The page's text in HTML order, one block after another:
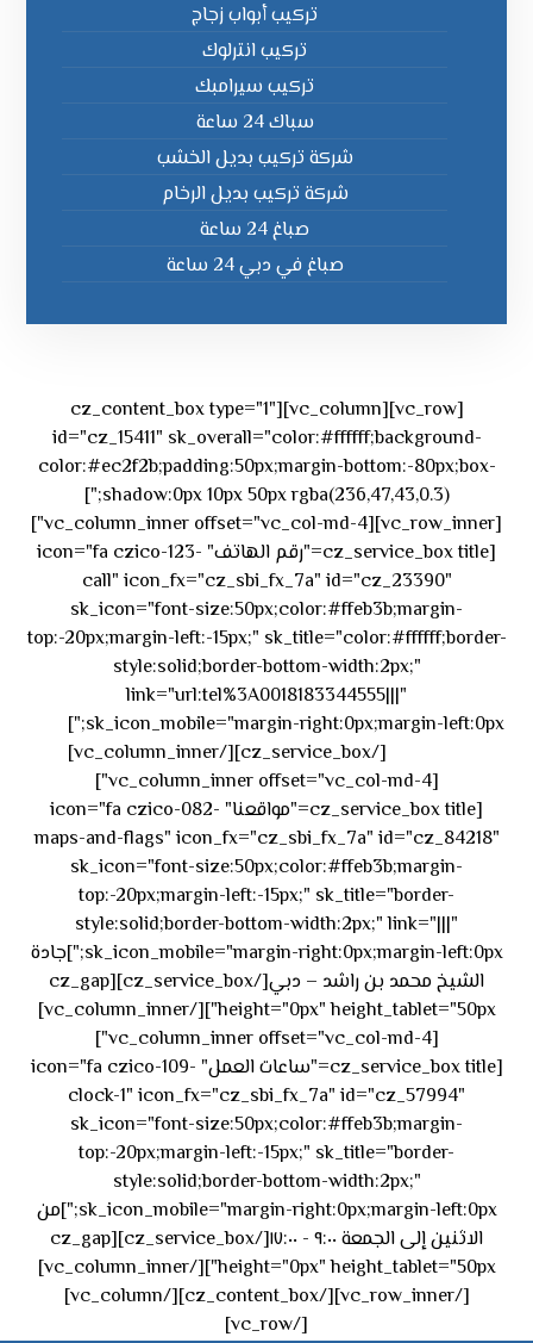
تركيب أبواب زجاج
تركيب انترلوك
تركيب سيرامبك
سباك 24 ساعة
شركة تركيب بديل الخشب
شركة تركيب بديل الرخام
صباغ 24 ساعة
صباغ في دبي 24 ساعة
[vc_row][vc_column][cz_content_box type="1"
id="cz_15411" sk_overall="color:#ffffff;background-
color:#ec2f2b;padding:50px;margin-bottom:-80px;box-
shadow:0px 10px 50px rgba(236,47,43,0.3);"]
[vc_row_inner][vc_column_inner offset="vc_col-md-4"]
[cz_service_box title="رقم الهاتف" icon="fa czico-123-
call" icon_fx="cz_sbi_fx_7a" id="cz_23390"
sk_icon="font-size:50px;color:#ffeb3b;margin-
top:-20px;margin-left:-15px;" sk_title="color:#ffffff;border-
style:solid;border-bottom-width:2px;"
link="url:tel%3A0018183344555|||"
sk_icon_mobile="margin-right:0px;margin-left:0px;"]
[/cz_service_box][/vc_column_inner]
[vc_column_inner offset="vc_col-md-4"]
[cz_service_box title="مواقعنا" icon="fa czico-082-
maps-and-flags" icon_fx="cz_sbi_fx_7a" id="cz_84218"
sk_icon="font-size:50px;color:#ffeb3b;margin-
top:-20px;margin-left:-15px;" sk_title="border-
style:solid;border-bottom-width:2px;" link="|||"
sk_icon_mobile="margin-right:0px;margin-left:0px;"]جادة
الشيخ محمد بن راشد – دبي[/cz_service_box][cz_gap
height="0px" height_tablet="50px"][/vc_column_inner]
[vc_column_inner offset="vc_col-md-4"]
[cz_service_box title="ساعات العمل" icon="fa czico-109-
clock-1" icon_fx="cz_sbi_fx_7a" id="cz_57994"
sk_icon="font-size:50px;color:#ffeb3b;margin-
top:-20px;margin-left:-15px;" sk_title="border-
style:solid;border-bottom-width:2px;"
sk_icon_mobile="margin-right:0px;margin-left:0px;"]من
الاثنين إلى الجمعة ٩:٠٠ - ١٧:٠٠[/cz_service_box][cz_gap
height="0px" height_tablet="50px"][/vc_column_inner]
[/vc_row_inner][/cz_content_box][/vc_column]
[/vc_row]